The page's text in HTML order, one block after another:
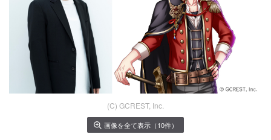
(C) GCREST, Inc.
画像を全て表示（10件）